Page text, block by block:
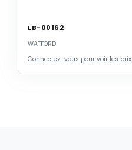
LB-00162
WATFORD
Connectez-vous pour voir les prix